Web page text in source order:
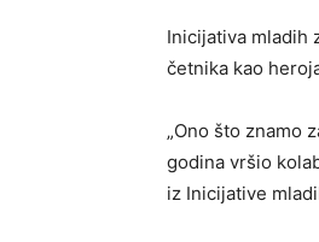
Inicijativa mladih
četnika kao
„Ono što znamo
godina vršio
iz Inicijative